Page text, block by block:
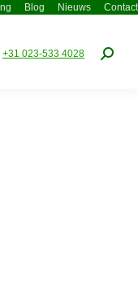
Blog Nieuws Contact
+31 023-533 4028